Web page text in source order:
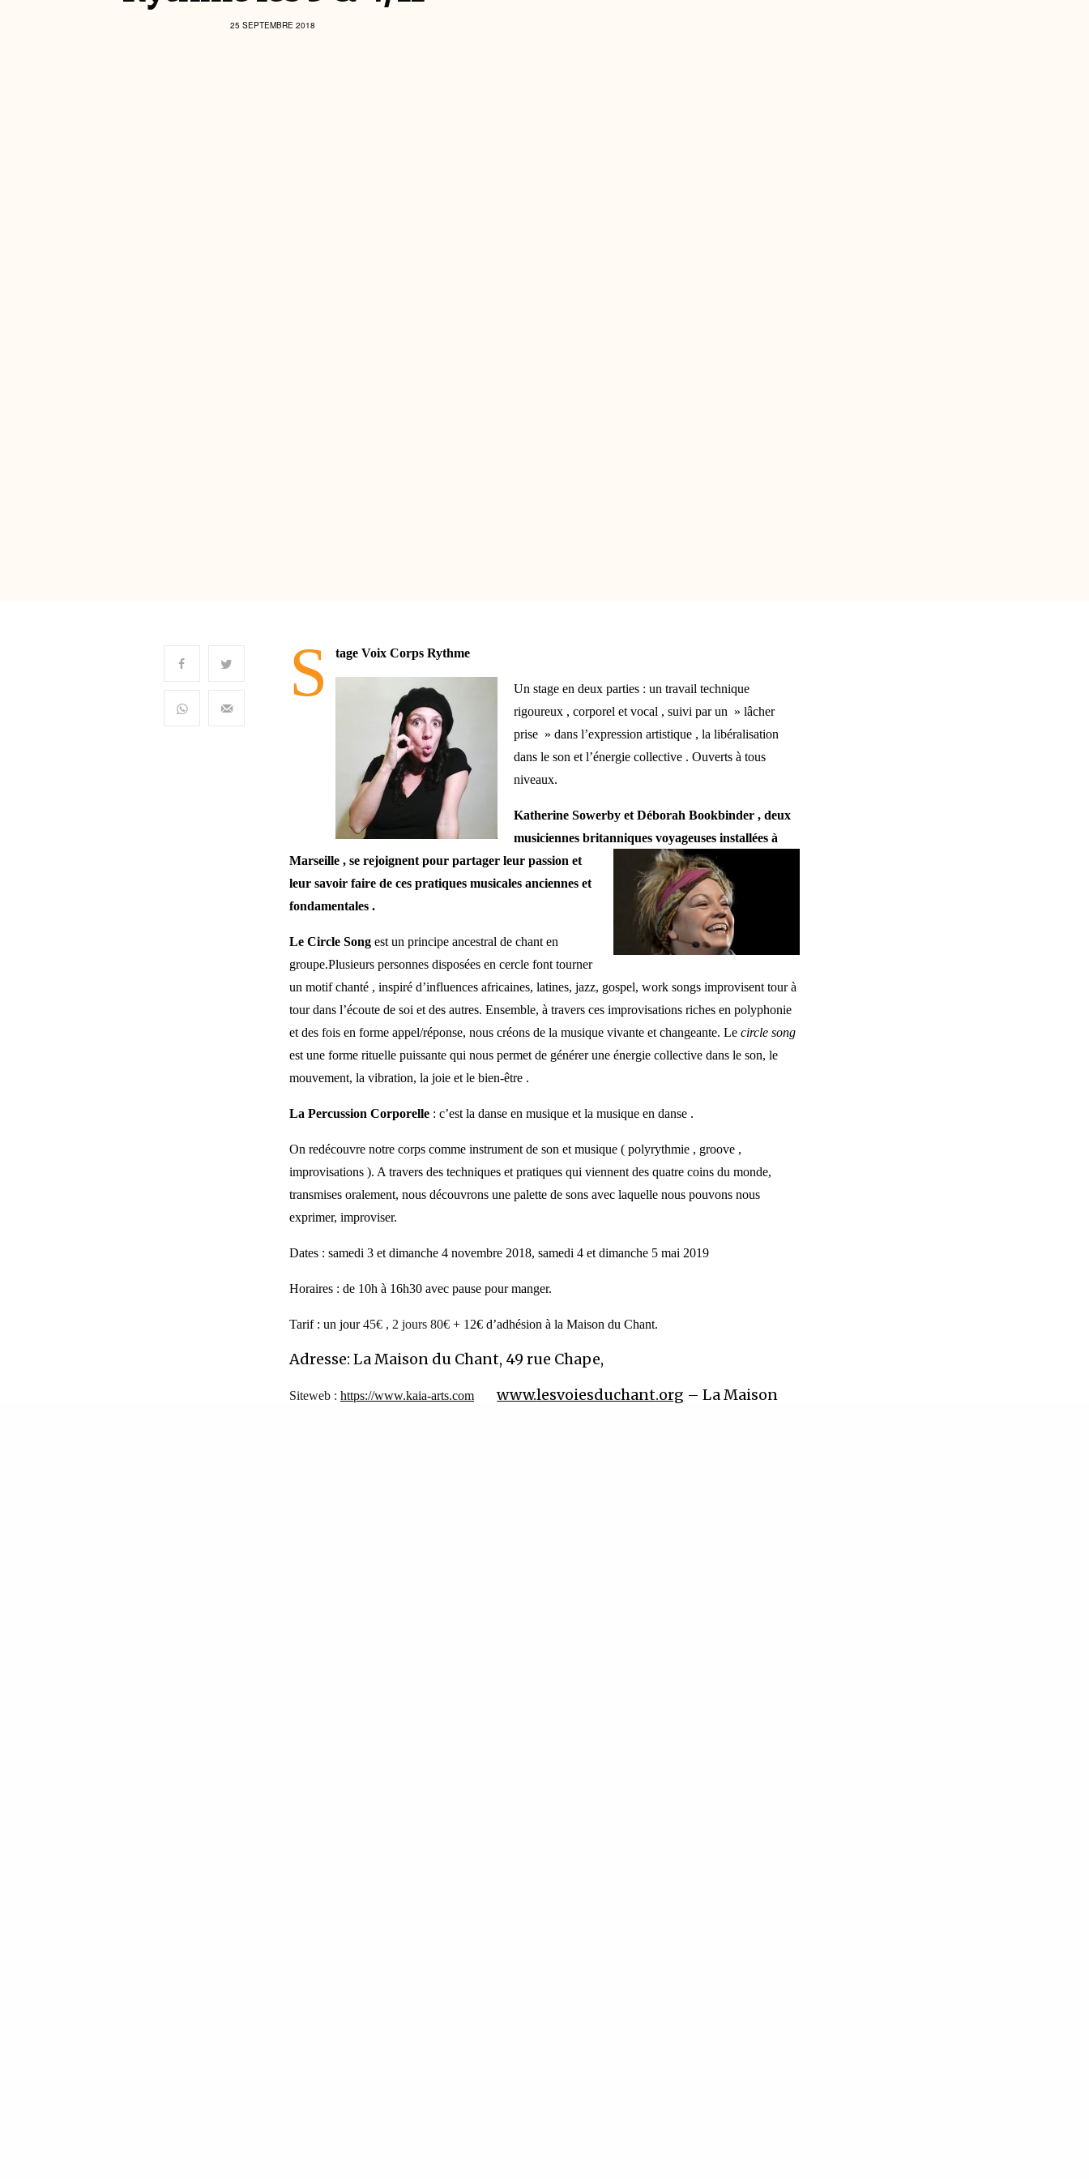
25 SEPTEMBRE 2018
S tage Voix Corps Rythme
Un stage en deux parties : un travail technique
rigoureux , corporel et vocal , suivi par un » lâcher
prise » dans l’expression artistique , la libéralisation
dans le son et l’énergie collective . Ouverts à tous
niveaux.
Katherine Sowerby et Déborah Bookbinder , deux
musiciennes britanniques voyageuses installéesà
Marseille , se rejoignent pour partager leur passion et
leur savoir faire de ces pratiques musicales anciennes et
fondamentales .
Le Circle Song est un principe ancestral de chant en
groupe.Plusieurs personnes disposées en cercle font tourner
un motif chanté , inspiré d’influences africaines, latines, jazz, gospel, work songs improvisent tour à
tour dans l’écoute de soi et des autres. Ensemble, à travers ces improvisations riches en polyphonie
et des fois en forme appel/réponse, nous créons de la musique vivante et changeante. Lecircle song
est une forme rituelle puissante qui nous permet de générer une énergie collective dans le son, le
mouvement, la vibration, la joie et le bien-être .
La Percussion Corporelle : c’est la danse en musique et la musique en danse .
On redécouvre notre corps comme instrument de son et musique ( polyrythmie , groove ,
improvisations ). A travers des techniques et pratiques qui viennent des quatre coins du monde,
transmises oralement, nous découvrons une palette de sons avec laquelle nous pouvons nous
exprimer, improviser.
Dates : samedi 3 et dimanche 4 novembre 2018, samedi 4 et dimanche 5 mai 2019
Horaires : de 10h à 16h30 avec pause pour manger.
Tarif : un jour45€ , 2 jours 80€+ 12€ d’adhésion à la Maison du Chant.
Adresse: La Maison du Chant, 49 rue Chape,
Siteweb :https://www.kaia-arts.com www.lesvoiesduchant.org – La Maison